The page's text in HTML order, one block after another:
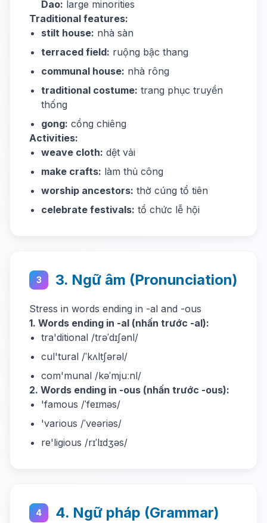
Dao: large minorities
Traditional features:
stilt house: nhà sàn
terraced field: ruộng bậc thang
communal house: nhà rông
traditional costume: trang phục truyền
thống
gong: cồng chiêng
Activities:
weave cloth: dệt vải
make crafts: làm thủ công
worship ancestors: thờ cúng tổ tiên
celebrate festivals: tổ chức lễ hội
3 3. Ngữ âm (Pronunciation)
Stress in words ending in -al and -ous
1. Words ending in -al (nhấn trước -al):
tra'ditional /trəˈdɪʃənl/
cul'tural /ˈkʌltʃərəl/
com'munal /kəˈmjuːnl/
2. Words ending in -ous (nhấn trước -ous):
'famous /ˈfeɪməs/
'various /ˈveəriəs/
re'ligious /rɪˈlɪdʒəs/
4 4. Ngữ pháp (Grammar)